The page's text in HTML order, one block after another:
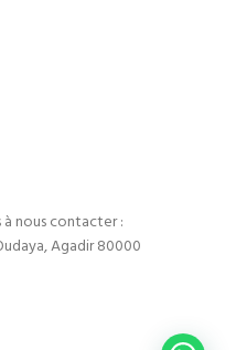
nous contacter :
Agadir 80000